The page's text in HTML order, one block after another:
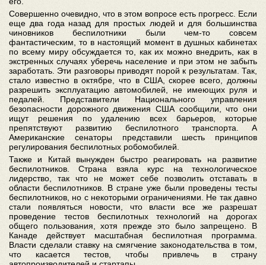
Совершенно очевидно, что в этом вопросе есть прогресс. Если
еще два года назад для простых людей и для большинства
чиновников беспилотники были чем-то совсем
фантастическим, то в настоящий момент в душных кабинетах
по всему миру обсуждается то, как их можно внедрить, как в
экстренных случаях уберечь население и при этом не забыть
заработать. Эти разговоры приводят порой к результатам. Так,
стало известно в октябре, что в США, скорее всего, должны
разрешить эксплуатацию автомобилей, не имеющих руля и
педалей. Представители Национального управления
безопасности дорожного движения США сообщили, что они
ищут решения по удалению всех барьеров, которые
препятствуют развитию беспилотного транспорта. А
Американские сенаторы представили шесть принципов
регулирования беспилотных робомобилей.
Также и Китай вынужден быстро реагировать на развитие
беспилотников. Страна взяла курс на технологическое
лидерство, так что не может себе позволить отставать в
области беспилотников. В стране уже были проведены тесты
беспилотников, но с некоторыми ограничениями. Не так давно
стали появляться новости, что власти все же разрешат
проведение тестов беспилотных технологий на дорогах
общего пользования, хотя прежде это было запрещено. В
Канаде действует масштабная беспилотная программа.
Власти сделали ставку на смягчение законодательства в том,
что касается тестов, чтобы привлечь в страну